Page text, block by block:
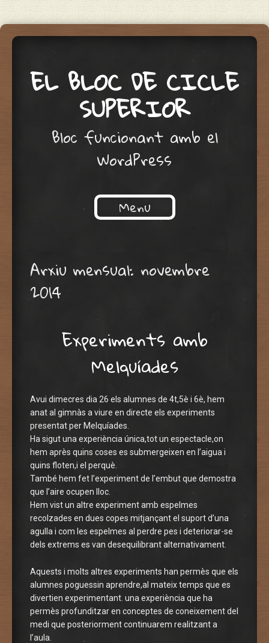
EL BLOC DE CICLE
SUPERIOR
Bloc funcionant amb el
WordPress
Menu
Arxiu mensual: novembre
2014
Experiments amb
Melquíades
Avui dimecres dia 26 els alumnes de 4t,5è i 6è, hem
anat al gimnàs a viure en directe els experiments
presentat per Melquíades.
Ha sigut una experiència única,tot un espectacle,on
hem après quins coses es submergeixen en l’aigua i
quins floten,i el perquè.
També hem fet l’experiment de l’embut que demostra
que l’aire ocupen lloc.
Hem vist un altre experiment amb espelmes
recolzades en dues copes mitjançant el suport d’una
agulla i com les espelmes al perdre pes i deteriorar-se
dels extrems es van desequilibrant alternativament.
Aquests i molts altres experiments han permès que els
alumnes poguessin aprendre,al mateix temps que es
divertien experimentant. una experiència que ha
permès profunditzar en conceptes de coneixement del
medi que posteriorment continuarem realitzant a
l’aula.